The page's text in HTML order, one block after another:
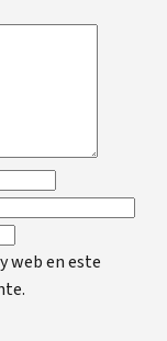
web en este